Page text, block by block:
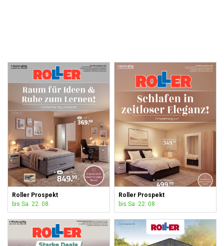
Roller Prospekt
bis Sa. 22. 08.
Roller Prospekt
bis Sa. 22. 08.